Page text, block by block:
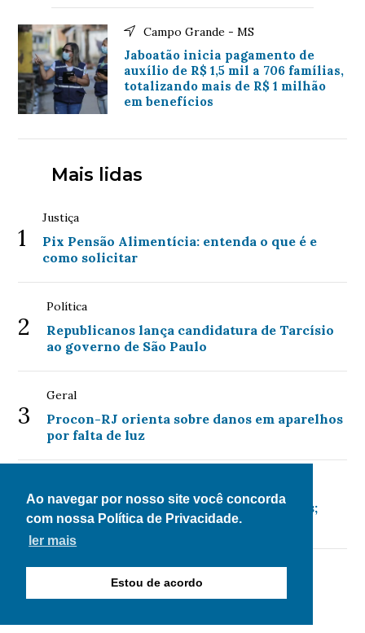
Ao navegar por nosso site você concorda
com nossa Política de Privacidade.
ler mais
Estou de acordo
Campo Grande - MS
Jaboatão inicia pagamento de
auxílio de R$ 1,5 mil a 706 famílias,
totalizando mais de R$ 1 milhão
em benefícios
Mais lidas
1
Justiça
Pix Pensão Alimentícia: entenda o que é e
como solicitar
2
Política
Republicanos lança candidatura de Tarcísio
ao governo de São Paulo
3
Geral
Procon-RJ orienta sobre danos em aparelhos
por falta de luz
4
Mega-Sena acumula para R$ 135 milhões;
confira as dezenas sorteadas
5
Programa de renegociação de dívidas é